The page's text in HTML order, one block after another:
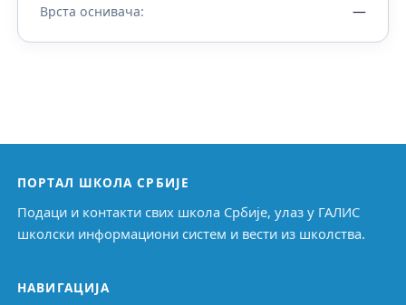
Врста оснивача: —
ПОРТАЛ ШКОЛА СРБИЈЕ
Подаци и контакти свих школа Србије, улаз у ГАЛИС
школски информациони систем и вести из школства.
НАВИГАЦИЈА